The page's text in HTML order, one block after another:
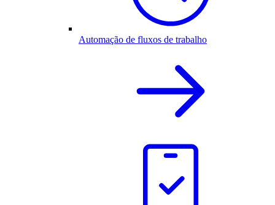
Automação de fluxos de trabalho